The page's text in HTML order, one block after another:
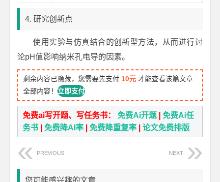
4. 研究创新点
使用实验与仿真结合的创新型方法，从而进行讨
论pH值影响纳米孔电导的因素。
剩余内容已隐藏，您需要先支付 10元 才能查看该篇文章
全部内容！立即支付
免费ai写开题、写任务书：免费Ai开题 |免费Ai任
务书 |免费降AI率 |免费降重复率 |论文免费排版
PREVIOUS NEXT
您可能感兴趣的文章